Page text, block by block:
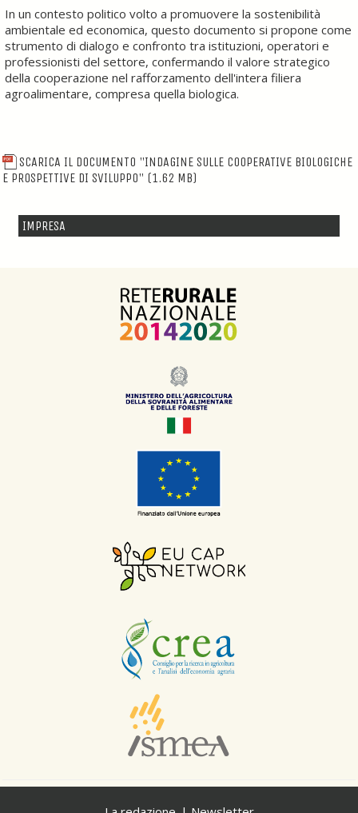
In un contesto politico volto a promuovere la sostenibilità
ambientale ed economica, questo documento si propone come
strumento di dialogo e confronto tra istituzioni, operatori e
professionisti del settore, confermando il valore strategico
della cooperazione nel rafforzamento dell'intera filiera
agroalimentare, compresa quella biologica.
SCARICA IL DOCUMENTO "INDAGINE SULLE COOPERATIVE BIOLOGICHE
E PROSPETTIVE DI SVILUPPO" (1.62 MB)
IMPRESA